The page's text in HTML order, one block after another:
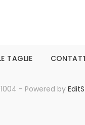
TAGLIE
- Powered by